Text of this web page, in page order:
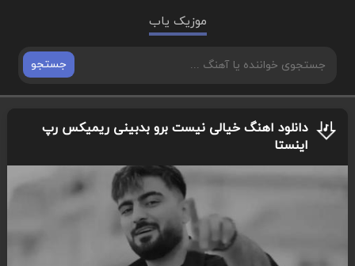
موزیک یاب
جستجو
دانلود اهنگ خیالی نیست برو بدبینی ریمیکس رپ
اینستا